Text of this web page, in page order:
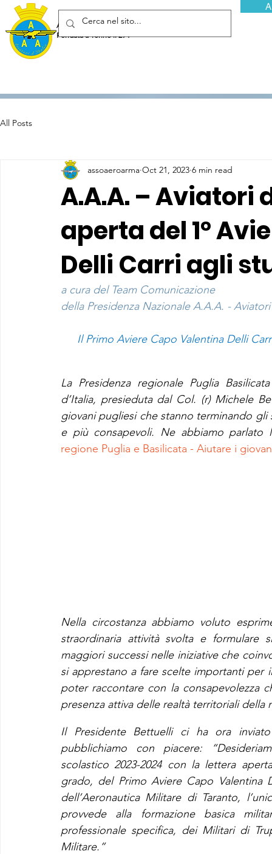
Associazione Arma Aeronautica - Aviatori d'Italia ETS
Fondata a Torino il 29 febbraio 1952
All Posts
A.A.A. – Aviatori
aperta del 1°
Delli Carri agli
assoaeroarma Oct 21, 2023 6 min read
a cura del Team Comunicazione
della Presidenza Nazionale A.A.A. - Aviatori
Il Primo Aviere Capo Valentina Delli
La Presidenza regionale Puglia
d’Italia, presieduta dal Col. (r) Michele
giovani pugliesi che stanno terminando
e più consapevoli. Ne abbiamo
regione Puglia e Basilicata - Aiutare i
Nella circostanza abbiamo voluto
straordinaria attività svolta e formulare
maggiori successi nelle iniziative che
si apprestano a fare scelte importanti
poter raccontare con la consapevolezza
presenza attiva delle realtà territoriali della
Il Presidente Bettuelli ci ha ora
pubblichiamo con piacere:
scolastico 2023-2024 con la lettera
grado, del Primo Aviere Capo Valentina
dell’Aeronautica Militare di Taranto,
provvede alla formazione basica
professionale specifica, dei Militari di
Militare.”